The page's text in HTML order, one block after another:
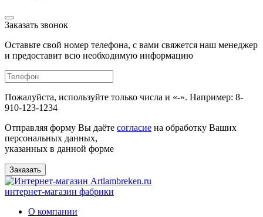
Заказать звонок
Оставьте свой номер телефона, с вами свяжется наш менеджер
и предоставит всю необходимую информацию
Пожалуйста, используйте только числа и «-». Например: 8-
910-123-1234
Отправляя форму Вы даёте согласие на обработку Ваших
персональных данных,
указанных в данной форме
Заказать
интернет-магазин фабрики
О компании